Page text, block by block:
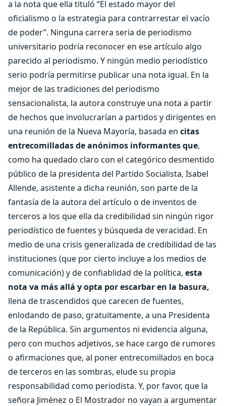
a la nota que ella tituló “El estado mayor del
oficialismo o la estrategia para contrarrestar el vacío
de poder”. Ninguna carrera seria de periodismo
universitario podría reconocer en ese artículo algo
parecido al periodismo. Y ningún medio periodístico
serio podría permitirse publicar una nota igual. En la
mejor de las tradiciones del periodismo
sensacionalista, la autora construye una nota a partir
de hechos que involucrarían a partidos y dirigentes en
una reunión de la Nueva Mayoría, basada en citas
entrecomilladas de anónimos informantes que,
como ha quedado claro con el categórico desmentido
público de la presidenta del Partido Socialista, Isabel
Allende, asistente a dicha reunión, son parte de la
fantasía de la autora del artículo o de inventos de
terceros a los que ella da credibilidad sin ningún rigor
periodístico de fuentes y búsqueda de veracidad. En
medio de una crisis generalizada de credibilidad de las
instituciones (que por cierto incluye a los medios de
comunicación) y de confiablidad de la política, esta
nota va más allá y opta por escarbar en la basura,
llena de trascendidos que carecen de fuentes,
enlodando de paso, gratuitamente, a una Presidenta
de la República. Sin argumentos ni evidencia alguna,
pero con muchos adjetivos, se hace cargo de rumores
o afirmaciones que, al poner entrecomillados en boca
de terceros en las sombras, elude su propia
responsabilidad como periodista. Y, por favor, que la
señora Jiménez o El Mostrador no vayan a argumentar